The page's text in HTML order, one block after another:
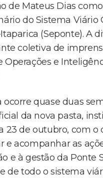
de Mateus Dias
do Sistema Viário
(Seponte). A
coletiva de
Operações e
ocorre quase duas
da nova pasta,
23 de outubro, com o
e acompanhar as
e à gestão da Ponte
de todo o sistema